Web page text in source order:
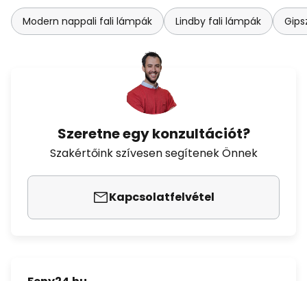
Modern nappali fali lámpák Lindby fali lámpák
Szeretne egy konzultációt?
Szakértőink szívesen segítenek Önnek
Kapcsolatfelvétel